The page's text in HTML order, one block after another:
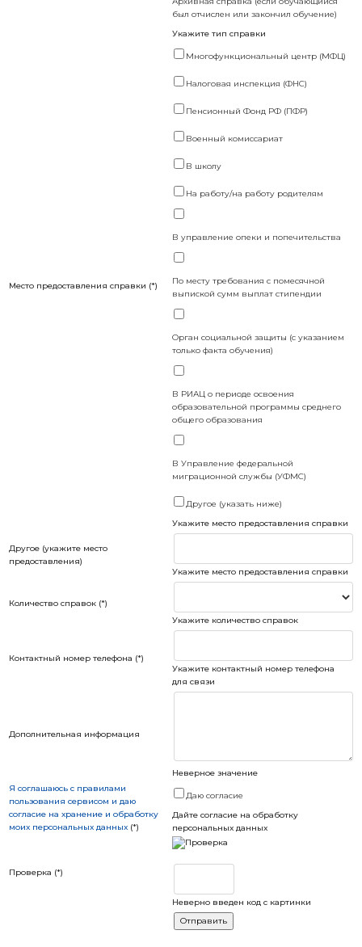
был отчислен или закончил обучение)
Укажите тип справки
Место предоставления справки (*)
Многофункциональный центр (МФЦ)
Налоговая инспекция (ФНС)
Пенсионный Фонд РФ (ПФР)
Военный комиссариат
В школу
На работу/на работу родителям
В управление опеки и попечительства
По месту требования с помесячной
выпиской сумм выплат стипендии
Орган социальной защиты (с указанием
только факта обучения)
В РИАЦ о периоде освоения
образовательной программы среднего
общего образования
В Управление федеральной
миграционной службы (УФМС)
Другое (указать ниже)
Укажите место предоставления справки
Другое (укажите место
предоставления)
Укажите место предоставления справки
Количество справок (*)
Укажите количество справок
Контактный номер телефона (*)
Укажите контактный номер телефона
для связи
Дополнительная информация
Неверное значение
Я соглашаюсь с правилами
пользования сервисом и даю
согласие на хранение и обработку
моих персональных данных (*)
Даю согласие
Дайте согласие на обработку
персональных данных
Проверка (*)
Неверно введен код с картинки